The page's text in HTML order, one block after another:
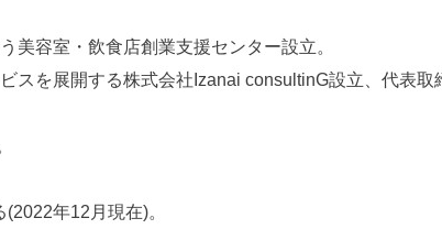
美容室・飲食店創業支援センター設立。
スを展開する株式会社Izanai consultinG設立、代表取
年12月現在)。